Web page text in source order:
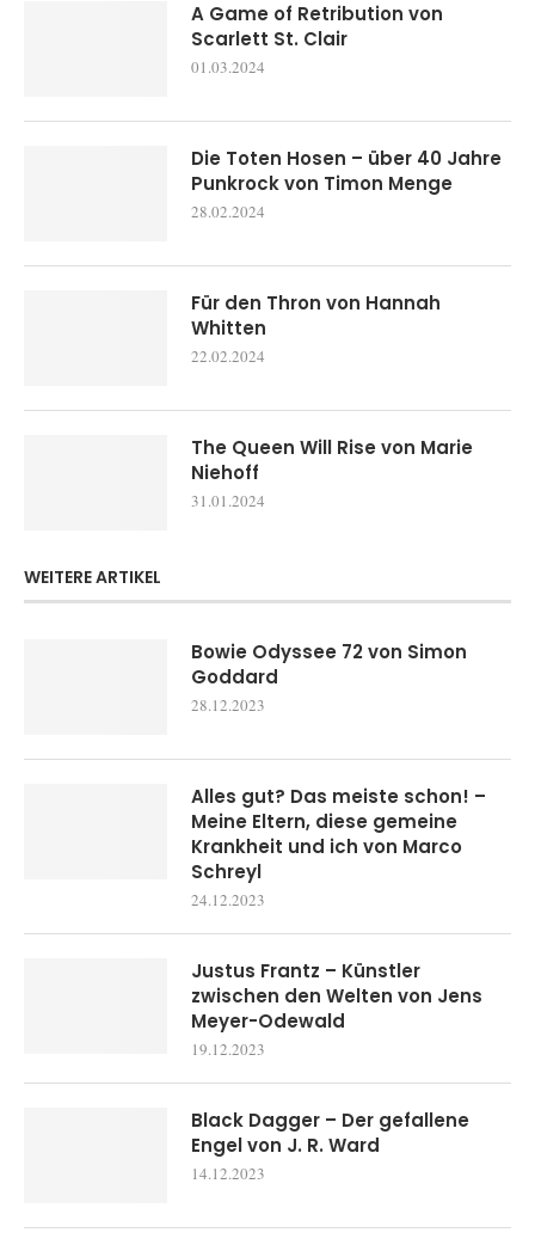
A Game of Retribution von
Scarlett St. Clair
01.03.2024
Die Toten Hosen – über 40 Jahre
Punkrock von Timon Menge
28.02.2024
Für den Thron von Hannah
Whitten
22.02.2024
The Queen Will Rise von Marie
Niehoff
31.01.2024
WEITERE ARTIKEL
Bowie Odyssee 72 von Simon
Goddard
28.12.2023
Alles gut? Das meiste schon! –
Meine Eltern, diese gemeine
Krankheit und ich von Marco
Schreyl
24.12.2023
Justus Frantz – Künstler
zwischen den Welten von Jens
Meyer-Odewald
19.12.2023
Black Dagger – Der gefallene
Engel von J. R. Ward
14.12.2023